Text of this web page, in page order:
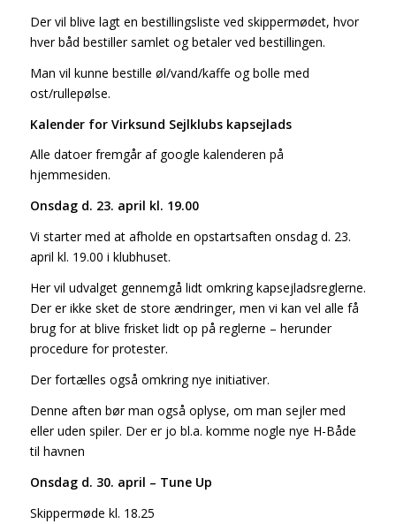
Der vil blive lagt en bestillingsliste ved skippermødet, hvor
hver båd bestiller samlet og betaler ved bestillingen.
Man vil kunne bestille øl/vand/kaffe og bolle med
ost/rullepølse.
Kalender for Virksund Sejlklubs kapsejlads
Alle datoer fremgår af google kalenderen på
hjemmesiden.
Onsdag d. 23. april kl. 19.00
Vi starter med at afholde en opstartsaften onsdag d. 23.
april kl. 19.00 i klubhuset.
Her vil udvalget gennemgå lidt omkring kapsejladsreglerne.
Der er ikke sket de store ændringer, men vi kan vel alle få
brug for at blive frisket lidt op på reglerne – herunder
procedure for protester.
Der fortælles også omkring nye initiativer.
Denne aften bør man også oplyse, om man sejler med
eller uden spiler. Der er jo bl.a. komme nogle nye H-Både
til havnen
Onsdag d. 30. april – Tune Up
Skippermøde kl. 18.25